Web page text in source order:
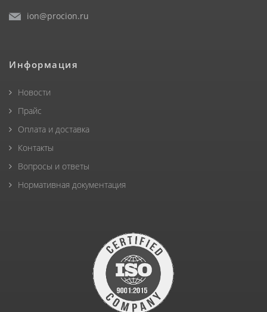
ion@procion.ru
Информация
Новости
Прайс
Оплата и доставка
Контакты
Вопросы и ответы
Нормативная документация